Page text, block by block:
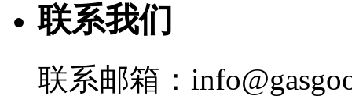
联系我们
联系邮箱：